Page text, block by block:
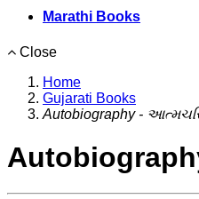
Marathi Books
Close
Home
Gujarati Books
Autobiography -